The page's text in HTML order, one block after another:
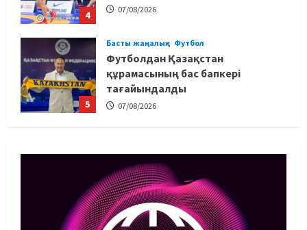
4 07/08/2026
5
Басты жаңалық Футбол
Футболдан Қазақстан
құрамасының бас бапкері
тағайындалды
07/08/2026
1
менеджері Арман Әшімов жайлы
жағымсыз оқиғаны айтты
07/08/2026